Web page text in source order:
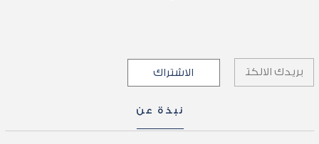
نبذة عن